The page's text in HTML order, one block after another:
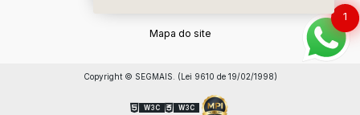
Mapa do site
Copyright © SEGMAIS. (Lei 9610 de 19/02/1998)
W3C W3C
1